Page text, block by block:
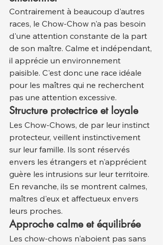
Contrairement à beaucoup d'autres
races, le Chow-Chow n'a pas besoin
d'une attention constante de la part
de son maître. Calme et indépendant,
il apprécie un environnement
paisible. C'est donc une race idéale
pour les maîtres qui ne recherchent
pas une attention excessive.
Structure protectrice et loyale
Les Chow-Chows, de par leur instinct
protecteur, veillent instinctivement
sur leur famille. Ils sont réservés
envers les étrangers et n'apprécient
guère les intrusions sur leur territoire.
En revanche, ils se montrent calmes,
maîtres d'eux et affectueux envers
leurs proches.
Approche calme et équilibrée
Les chow-chows n'aboient pas sans